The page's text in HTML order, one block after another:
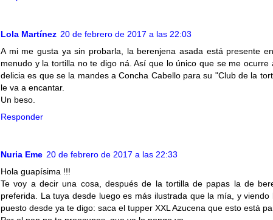
Lola Martínez 20 de febrero de 2017 a las 22:03
A mi me gusta ya sin probarla, la berenjena asada está presente
menudo y la tortilla no te digo ná. Así que lo único que se me ocurre
delicia es que se la mandes a Concha Cabello para su "Club de la
le va a encantar.
Un beso.
Responder
Nuria Eme 20 de febrero de 2017 a las 22:33
Hola guapísima !!!
Te voy a decir una cosa, después de la tortilla de papas la de
preferida. La tuya desde luego es más ilustrada que la mía, y viendo
puesto desde ya te digo: saca el tupper XXL Azucena que esto está